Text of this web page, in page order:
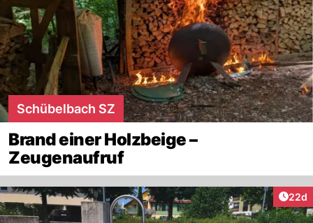
Schübelbach SZ
Brand einer Holzbeige –
Zeugenaufruf
22d